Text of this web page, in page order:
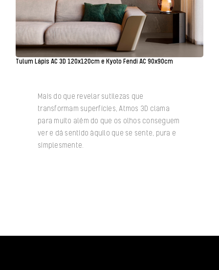
Tulum Lápis AC 3D 120x120cm e Kyoto Fendi AC 90x90cm
Mais do que revelar sutilezas que
transformam superfícies, Atmos 3D clama
para muito além do que os olhos conseguem
ver e dá sentido àquilo que se sente, pura e
simplesmente.